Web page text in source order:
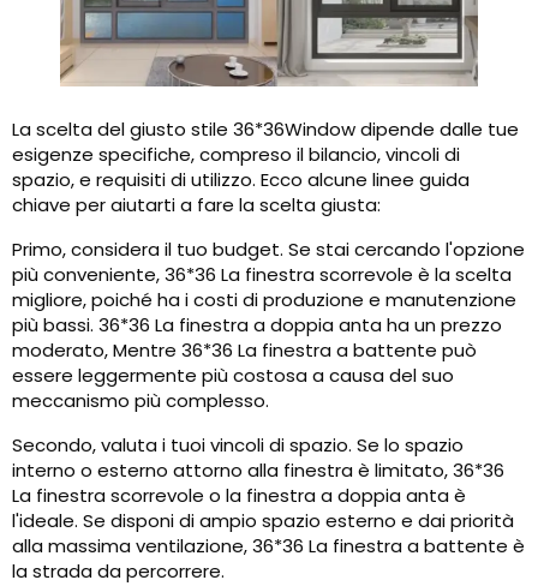
La scelta del giusto stile 36*36Window dipende dalle tue
esigenze specifiche, compreso il bilancio, vincoli di
spazio, e requisiti di utilizzo. Ecco alcune linee guida
chiave per aiutarti a fare la scelta giusta:
Primo, considera il tuo budget. Se stai cercando l'opzione
più conveniente, 36*36 La finestra scorrevole è la scelta
migliore, poiché ha i costi di produzione e manutenzione
più bassi. 36*36 La finestra a doppia anta ha un prezzo
moderato, Mentre 36*36 La finestra a battente può
essere leggermente più costosa a causa del suo
meccanismo più complesso.
Secondo, valuta i tuoi vincoli di spazio. Se lo spazio
interno o esterno attorno alla finestra è limitato, 36*36
La finestra scorrevole o la finestra a doppia anta è
l'ideale. Se disponi di ampio spazio esterno e dai priorità
alla massima ventilazione, 36*36 La finestra a battente è
la strada da percorrere.